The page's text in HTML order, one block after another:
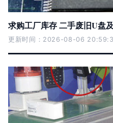
求购工厂库存 二手废旧U盘
更新时间：2026-08-06